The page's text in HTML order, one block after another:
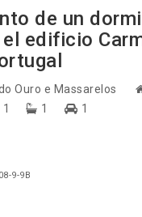
de un
edificio
Ouro e Massarelos
1 1 1
9-9B